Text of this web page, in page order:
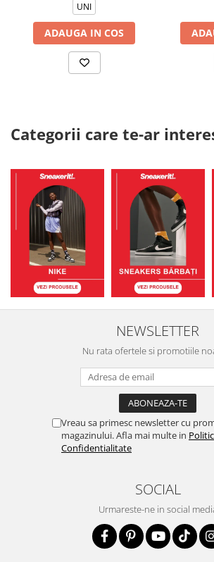
UNI
ADAUGA IN COS
Categorii care te-ar
NEWSLETTER
Nu rata ofertele si promotiile
Vreau sa primesc newsletter cu
magazinului. Afla mai multe in
Confidentialitate
SOCIAL
Urmareste-ne in social